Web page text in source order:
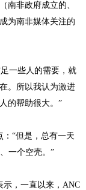
南非政府成立的、
为南非媒体关注的
一些人的需要，就
。所以我认为激进
的帮助很大。”
“但是，总有一天
一个空壳。”
，一直以来，ANC